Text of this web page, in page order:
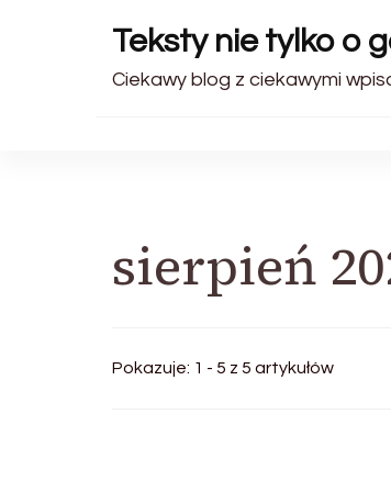
Teksty nie tylko o
Ciekawy blog z ciekawymi
sierpień
Pokazuje: 1 - 5 z 5 artykułów